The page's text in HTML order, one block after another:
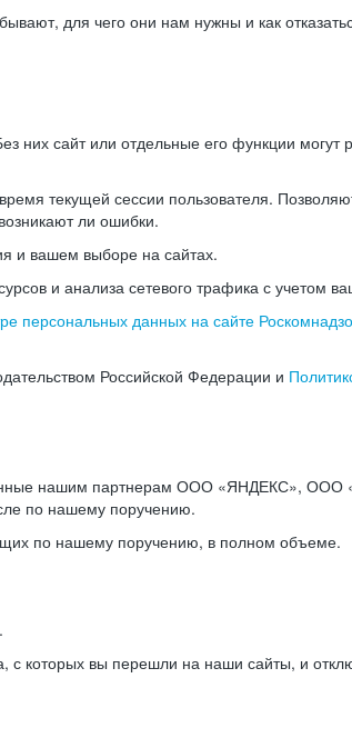
для чего они нам нужны и как
них сайт или отдельные его функции
текущей сессии пользователя.
ли ошибки.
и вашем выборе на сайтах.
и анализа сетевого трафика с учетом
персональных данных на сайте
Российской Федерации и
нашим партнерам ООО «ЯНДЕКС»,
по нашему поручению.
по нашему поручению, в полном объеме.
с которых вы перешли на наши сайты, и